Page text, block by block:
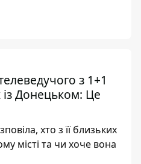
з 1+1
із Донецьком: Це
хто з її близьких
місті та чи хоче вона